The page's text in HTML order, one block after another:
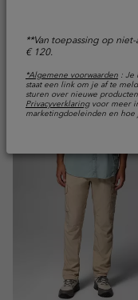
**Van toepassing op
€ 120.
*Algemene voorwaarden : Je
staat een link om je af te
sturen over nieuwe
Privacyverklaringvoor meer
marketingdoeleinden en hoe
wandelbroek voor
Water- en
Minimum sale price:
€ 72,00-Maximum
€ 84,00€
120,00